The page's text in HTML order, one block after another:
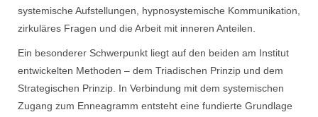
systemische Aufstellungen, hypnosystemische Kommunikation,
zirkuläres Fragen und die Arbeit mit inneren Anteilen.
Ein besonderer Schwerpunkt liegt auf den beiden am Institut
entwickelten Methoden – dem Triadischen Prinzip und dem
Strategischen Prinzip. In Verbindung mit dem systemischen
Zugang zum Enneagramm entsteht eine fundierte Grundlage